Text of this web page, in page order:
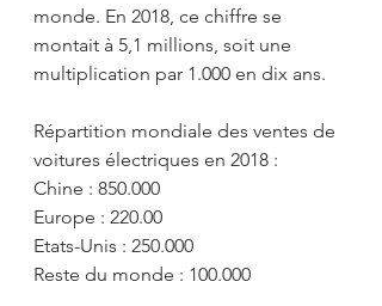
monde. En 2018, ce chiffre se
montait à 5,1 millions, soit une
multiplication par 1.000 en dix ans.
Répartition mondiale des ventes de
voitures électriques en 2018 :
Chine : 850.000
Europe : 220.00
Etats-Unis : 250.000
Reste du monde : 100.000